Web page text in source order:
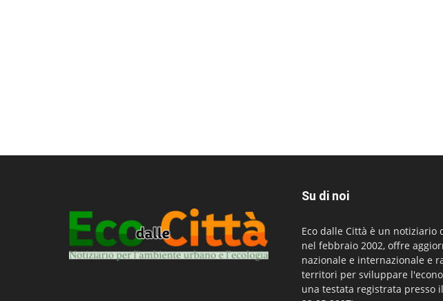
Su di noi
Eco dalle Città è un
nel febbraio 2002, offre
nazionale e internazionale e
territori per sviluppare
una testata registrata presso